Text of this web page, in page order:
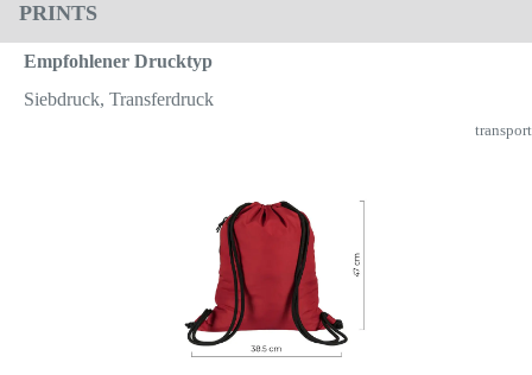
PRINTS
Empfohlener Drucktyp
Siebdruck, Transferdruck
transport